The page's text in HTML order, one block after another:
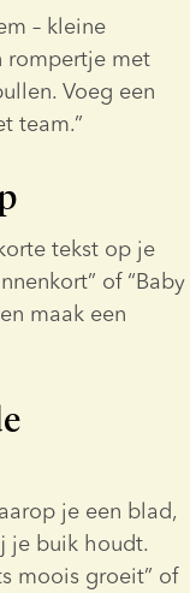
– kleine
rompertje met
Voeg een
team.”
tekst op je
of “Baby
maak een
je een blad,
je buik houdt.
moois groeit” of